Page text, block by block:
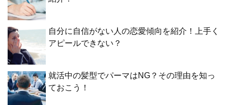
自分に自信がない人の恋愛傾向を紹介！上手く
アピールできない？
就活中の髪型でパーマはNG？その理由を知っ
ておこう！